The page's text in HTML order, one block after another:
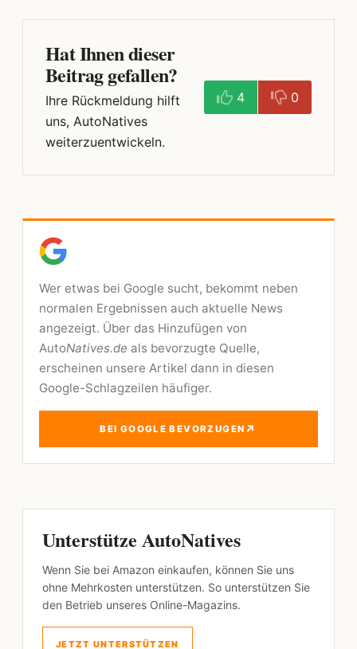
Hat Ihnen dieser
Beitrag gefallen?
Ihre Rückmeldung hilft
uns, AutoNatives
weiterzuentwickeln.
4 0
Wer etwas bei Google sucht, bekommt neben
normalen Ergebnissen auch aktuelle News
angezeigt. Über das Hinzufügen von
AutoNatives.de als bevorzugte Quelle,
erscheinen unsere Artikel dann in diesen
Google-Schlagzeilen häufiger.
BEI GOOGLE BEVORZUGEN ↗
Unterstütze AutoNatives
Wenn Sie bei Amazon einkaufen, können Sie uns
ohne Mehrkosten unterstützen. So unterstützen Sie
den Betrieb unseres Online-Magazins.
JETZT UNTERSTÜTZEN